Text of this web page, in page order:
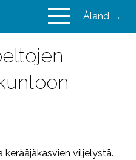
VESIIN Åland →
kerääjäkasvien viljelystä.